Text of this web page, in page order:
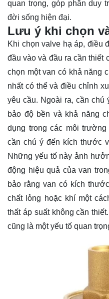
quan trọng, góp phần duy
đời sống hiện đại.
Lưu ý khi chọn
Khi chọn valve hạ áp, điều
đầu vào và đầu ra cần thiết
chọn một van có khả năng
nhất có thể và điều chỉnh
yêu cầu. Ngoài ra, cần chú
bảo độ bền và khả năng
dụng trong các môi
cần chú ý đến kích thước
Những yếu tố này ảnh
động hiệu quả của van
bảo rằng van có kích
chất lỏng hoặc khí một
thất áp suất không cần
cũng là một yếu tố quan